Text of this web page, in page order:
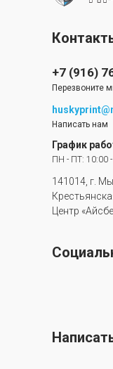
141014, г.
Центр
ПН - ПТ: 10:00
График
Написать нам
Перезвоните
+7 (916)